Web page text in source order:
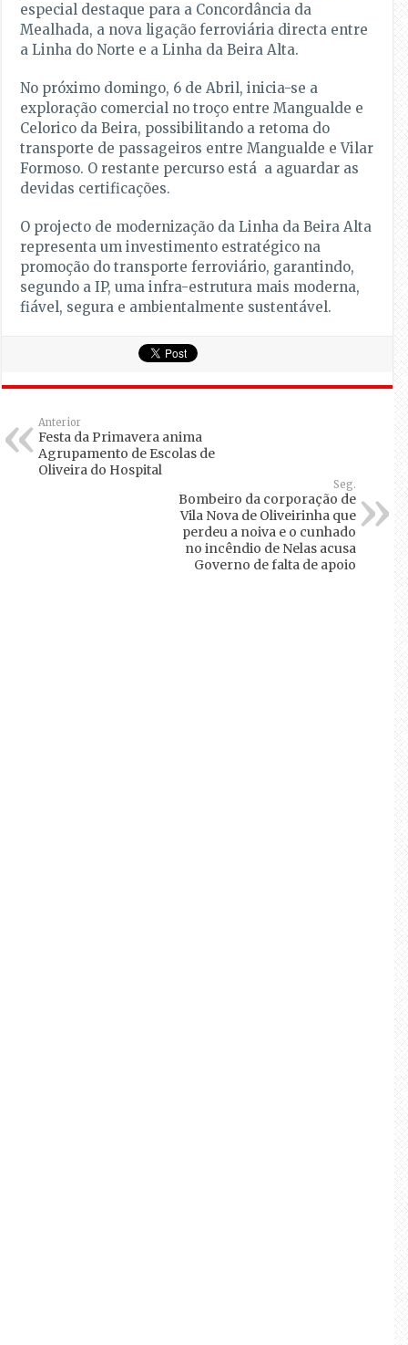
especial destaque para a Concordância da
Mealhada, a nova ligação ferroviária directa entre
a Linha do Norte e a Linha da Beira Alta.
No próximo domingo, 6 de Abril, inicia-se a
exploração comercial no troço entre Mangualde e
Celorico da Beira, possibilitando a retoma do
transporte de passageiros entre Mangualde e Vilar
Formoso. O restante percurso está a aguardar as
devidas certificações.
O projecto de modernização da Linha da Beira Alta
representa um investimento estratégico na
promoção do transporte ferroviário, garantindo,
segundo a IP, uma infra-estrutura mais moderna,
fiável, segura e ambientalmente sustentável.
Anterior
Festa da Primavera anima
Agrupamento de Escolas de
Oliveira do Hospital
Seg.
Bombeiro da corporação de
Vila Nova de Oliveirinha que
perdeu a noiva e o cunhado
no incêndio de Nelas acusa
Governo de falta de apoio